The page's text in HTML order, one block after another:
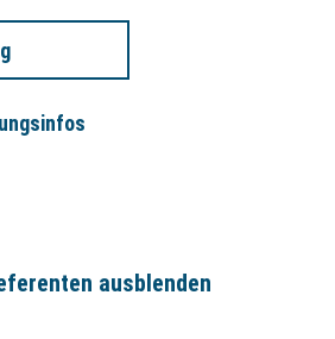
ausblenden